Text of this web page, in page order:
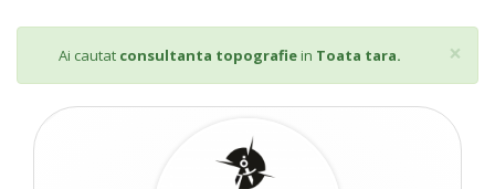
×
Ai cautat consultanta topografiein Toata tara.